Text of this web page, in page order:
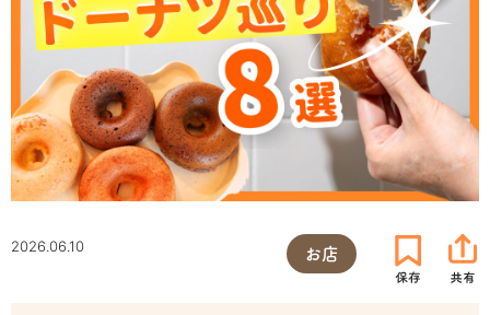
2026.06.10 お店